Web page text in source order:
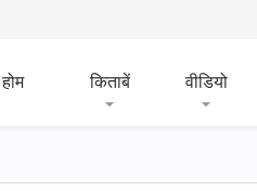
होम किताबें वीडियो